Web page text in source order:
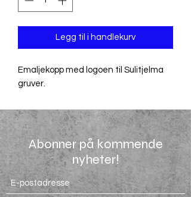
Legg til i handlekurv
Emaljekopp med logoen til Sulitjelma
gruver.
Abonner på kommende
nyheter!